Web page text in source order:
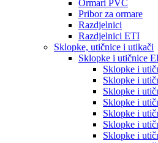
Ormari PVC
Pribor za ormare
Razdjelnici
Razdjelnici ETI
Sklopke, utičnice i utikači
Sklopke i utičnice
Sklopke i
Sklopke i
Sklopke i
Sklopke i
Sklopke i
Sklopke i
Sklopke i